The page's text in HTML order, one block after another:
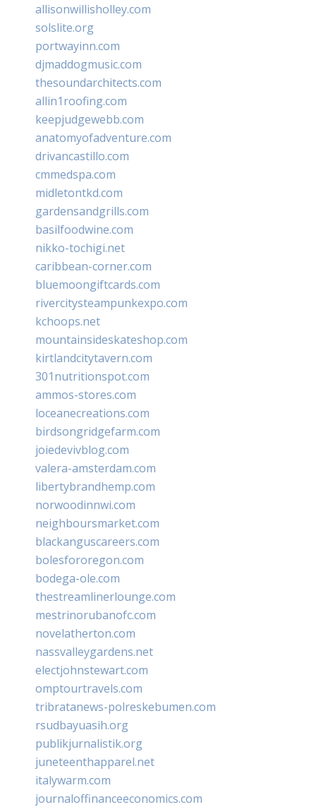
allisonwillisholley.com
solslite.org
portwayinn.com
djmaddogmusic.com
thesoundarchitects.com
allin1roofing.com
keepjudgewebb.com
anatomyofadventure.com
drivancastillo.com
cmmedspa.com
midletontkd.com
gardensandgrills.com
basilfoodwine.com
nikko-tochigi.net
caribbean-corner.com
bluemoongiftcards.com
rivercitysteampunkexpo.com
kchoops.net
mountainsideskateshop.com
kirtlandcitytavern.com
301nutritionspot.com
ammos-stores.com
loceanecreations.com
birdsongridgefarm.com
joiedevivblog.com
valera-amsterdam.com
libertybrandhemp.com
norwoodinnwi.com
neighboursmarket.com
blackanguscareers.com
bolesfororegon.com
bodega-ole.com
thestreamlinerlounge.com
mestrinorubanofc.com
novelatherton.com
nassvalleygardens.net
electjohnstewart.com
omptourtravels.com
tribratanews-polreskebumen.com
rsudbayuasih.org
publikjurnalistik.org
juneteenthapparel.net
italywarm.com
journaloffinanceeconomics.com